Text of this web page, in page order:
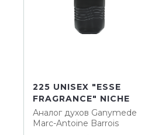
225 UNISEX "ESSE
FRAGRANCE" NICHE
Аналог духов Ganymede
Marc-Antoine Barrois